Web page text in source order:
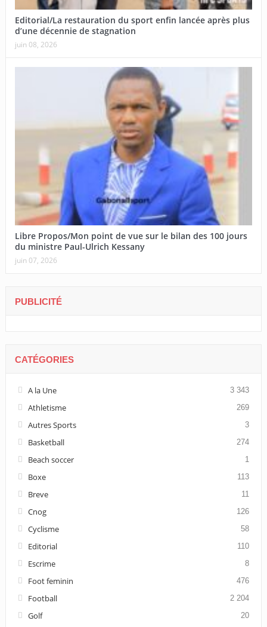
Editorial/La restauration du sport enfin lancée après plus
d’une décennie de stagnation
juin 08, 2026
Libre Propos/Mon point de vue sur le bilan des 100 jours
du ministre Paul-Ulrich Kessany
juin 07, 2026
PUBLICITÉ
CATÉGORIES
A la Une 3 343
Athletisme 269
Autres Sports 3
Basketball 274
Beach soccer 1
Boxe 113
Breve 11
Cnog 126
Cyclisme 58
Editorial 110
Escrime 8
Foot feminin 476
Football 2 204
Golf 20